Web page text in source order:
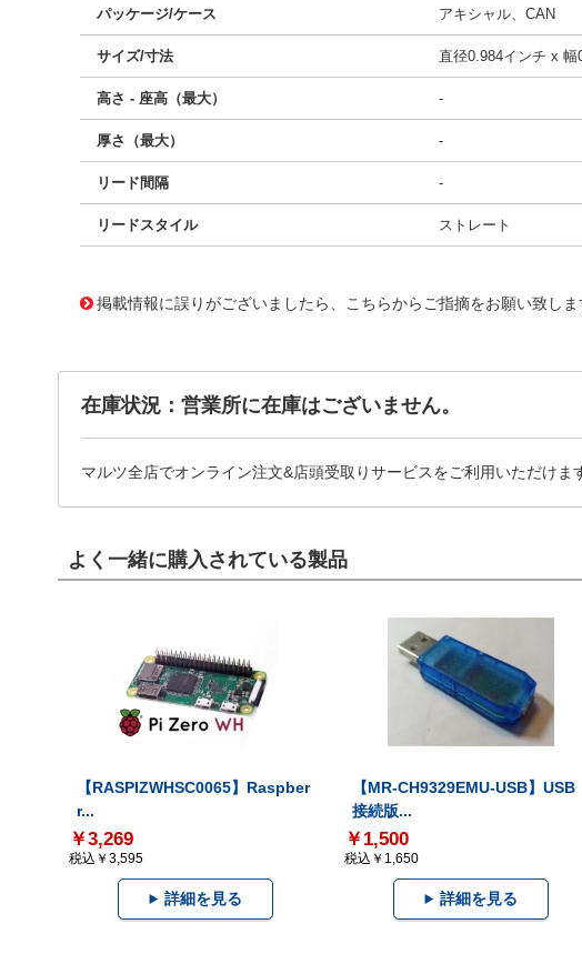
パッケージ/ケース アキシャル、CAN
サイズ/寸法 直径0.984インチ x 幅
高さ - 座高（最大） -
厚さ（最大） -
リード間隔 -
リードスタイル ストレート
掲載情報に誤りがございましたら、こちらからご指摘をお願い致しま
在庫状況：営業所に在庫はございません。
マルツ全店でオンライン注文&店頭受取りサービスをご利用いただけま
よく一緒に購入されている製品
【RASPIZWHSC0065】Raspber
r...
￥3,269
税込￥3,595
詳細を見る
【MR-CH9329EMU-USB】USB
接続版...
￥1,500
税込￥1,650
詳細を見る